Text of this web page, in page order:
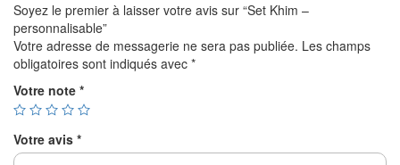
Soyez le premier à laisser votre avis sur “Set Khim –
personnalisable”
Votre adresse de messagerie ne sera pas publiée. Les champs
obligatoires sont indiqués avec *
Votre note *
Votre avis *